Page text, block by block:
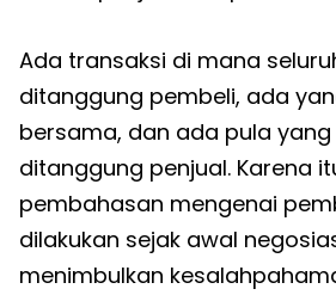
Ada transaksi di mana
ditanggung pembeli, ada
bersama, dan ada pula
ditanggung penjual. Karena
pembahasan mengenai
dilakukan sejak awal
menimbulkan